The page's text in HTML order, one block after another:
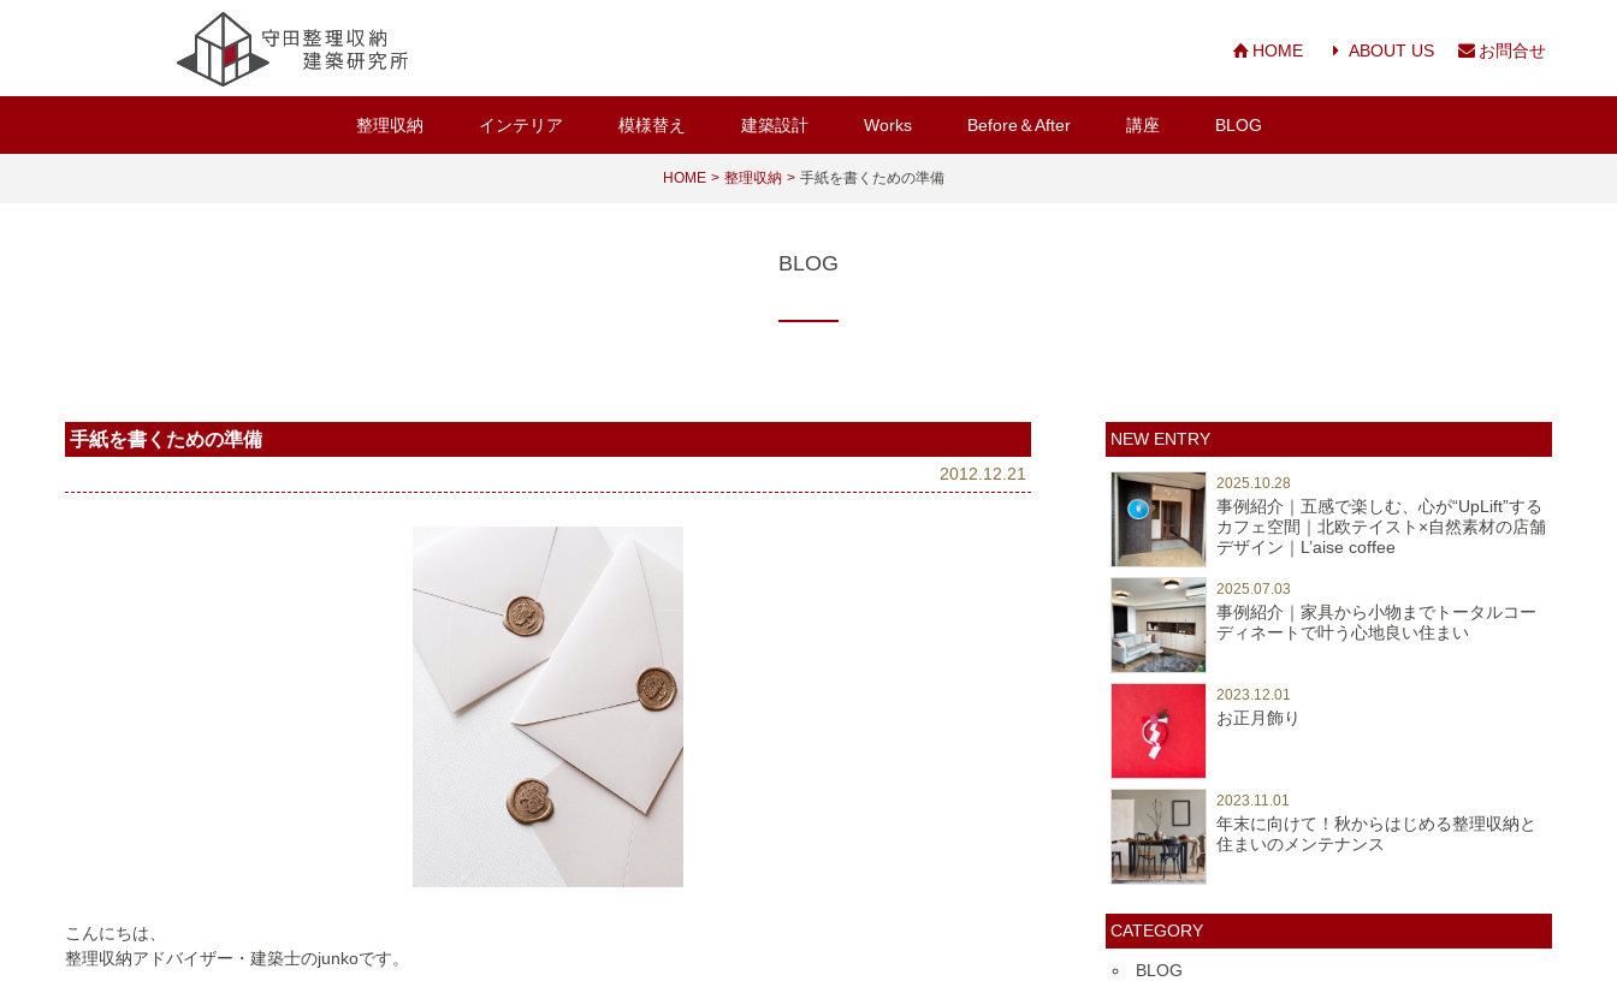
HOME ABOUT US お問合せ
整理収納 インテリア 模様替え 建築設計 Works Before＆After 講座 BLOG
HOME 整理収納 手紙を書くための準備
BLOG
手紙を書くための準備
2012.12.21
こんにちは、
整理収納アドバイザー・建築士のjunkoです。
NEW ENTRY
2025.10.28
事例紹介｜五感で楽しむ、心が“UpLift”する
カフェ空間｜北欧テイスト×自然素材の店舗
デザイン｜L’aise coffee
2025.07.03
事例紹介｜家具から小物までトータルコー
ディネートで叶う心地良い住まい
2023.12.01
お正月飾り
2023.11.01
年末に向けて！秋からはじめる整理収納と
住まいのメンテナンス
CATEGORY
BLOG